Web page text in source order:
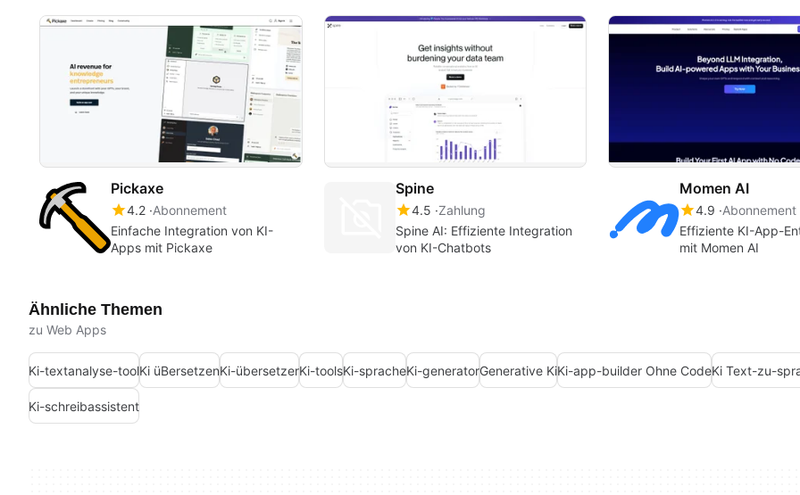
Pickaxe
4.2 Abonnement
Einfache Integration von KI-
Apps mit Pickaxe
Spine
4.5 Zahlung
Spine AI: Effiziente Integration
von KI-Chatbots
Momen AI
4.9 Abonnement
Effiziente KI-App-
mit Momen AI
Ähnliche Themen
zu Web Apps
Ki-textanalyse-toolKi üBersetzenKi-übersetzerKi-toolsKi-spracheKi-generatorGenerative KiKi-app-builder Ohne CodeKi Text-zu-
Ki-schreibassistent